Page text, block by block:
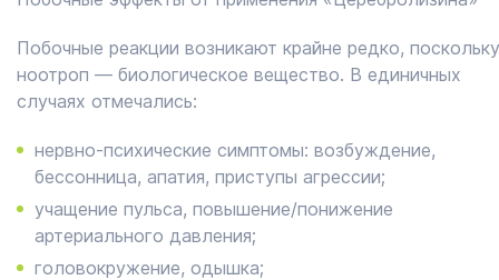
Побочные реакции возникают крайне редко, поскольку
ноотроп — биологическое вещество. В единичных
случаях отмечались:
нервно-психические симптомы: возбуждение,
бессонница, апатия, приступы агрессии;
учащение пульса, повышение/понижение
артериального давления;
головокружение, одышка;